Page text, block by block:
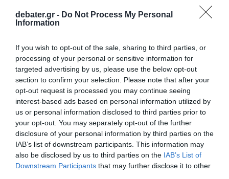
debater.gr - Do Not Process My Personal
Information
If you wish to opt-out of the sale, sharing to third parties, or
processing of your personal or sensitive information for
targeted advertising by us, please use the below opt-out
section to confirm your selection. Please note that after your
opt-out request is processed you may continue seeing
interest-based ads based on personal information utilized by
us or personal information disclosed to third parties prior to
your opt-out. You may separately opt-out of the further
disclosure of your personal information by third parties on the
IAB’s list of downstream participants. This information may
also be disclosed by us to third parties on the IAB’s List of
Downstream Participants that may further disclose it to other